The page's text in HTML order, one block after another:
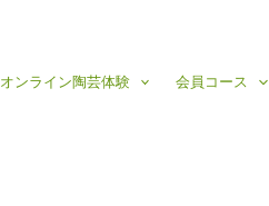
オンライン陶芸体験 会員コース